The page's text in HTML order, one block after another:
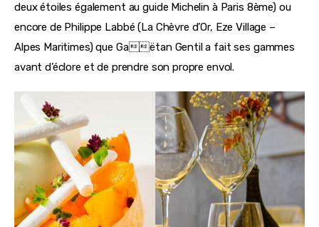
deux étoiles également au guide Michelin à Paris 8ème) ou
encore de Philippe Labbé (La Chèvre d’Or, Eze Village –
Alpes Maritimes) que Gaëtan Gentil a fait ses gammes
avant d’éclore et de prendre son propre envol.